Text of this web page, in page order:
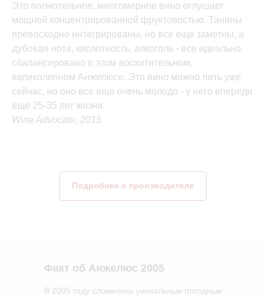
Это полнотельное, многомерное вино оглушает
мощной концентрированной фруктовостью. Танины
превосходно интегрированы, но все еще заметны, а
дубовая нота, кислотность, алкоголь - все идеально
сбалансировано в этом восхитительном,
великолепном Анжелюсе. Это вино можно пить уже
сейчас, но оно все еще очень молодо - у него впереди
еще 25-35 лет жизни.
Wine Advocate, 2015
Подробнее о производителе
В 2005 году сложились уникальные погодные
Факт об Анжелюс 2005